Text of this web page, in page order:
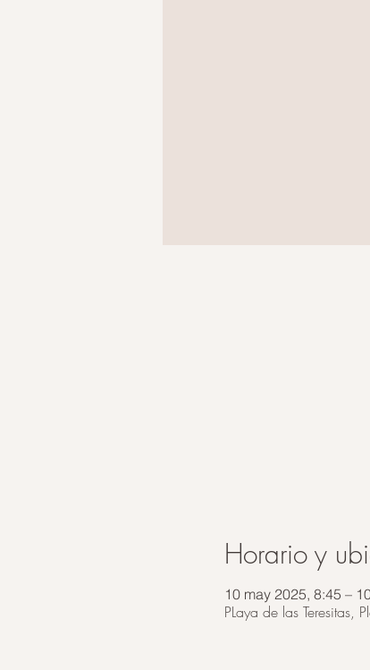
Horario y
10 may 2025, 8:45 –
PLaya de las Teresitas,